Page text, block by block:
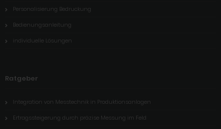
Personalisierung Bedruckung
Bedienungsanleitung
individuelle Lösungen
Ratgeber
Integration von Messtechnik in Produktionsanlagen
Ertragssteigerung durch präzise Messung im Feld